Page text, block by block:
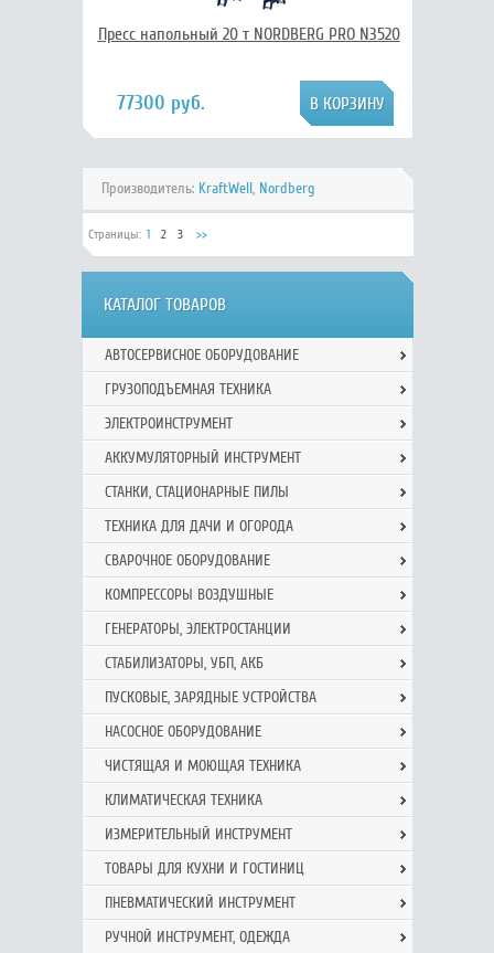
Пресс напольный 20 т NORDBERG PRO N3520
77300 руб.
Производитель: KraftWell, Nordberg
Страницы: 1 2 3 >>
КАТАЛОГ ТОВАРОВ
АВТОСЕРВИСНОЕ ОБОРУДОВАНИЕ
ГРУЗОПОДЪЕМНАЯ ТЕХНИКА
ЭЛЕКТРОИНСТРУМЕНТ
АККУМУЛЯТОРНЫЙ ИНСТРУМЕНТ
СТАНКИ, СТАЦИОНАРНЫЕ ПИЛЫ
ТЕХНИКА ДЛЯ ДАЧИ И ОГОРОДА
СВАРОЧНОЕ ОБОРУДОВАНИЕ
КОМПРЕССОРЫ ВОЗДУШНЫЕ
ГЕНЕРАТОРЫ, ЭЛЕКТРОСТАНЦИИ
СТАБИЛИЗАТОРЫ, УБП, АКБ
ПУСКОВЫЕ, ЗАРЯДНЫЕ УСТРОЙСТВА
НАСОСНОЕ ОБОРУДОВАНИЕ
ЧИСТЯЩАЯ И МОЮЩАЯ ТЕХНИКА
КЛИМАТИЧЕСКАЯ ТЕХНИКА
ИЗМЕРИТЕЛЬНЫЙ ИНСТРУМЕНТ
ТОВАРЫ ДЛЯ КУХНИ И ГОСТИНИЦ
ПНЕВМАТИЧЕСКИЙ ИНСТРУМЕНТ
РУЧНОЙ ИНCТРУМЕНТ, ОДЕЖДА